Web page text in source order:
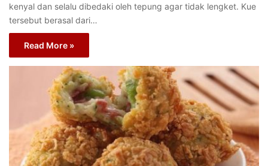
kenyal dan selalu dibedaki oleh tepung agar tidak lengket. Kue
tersebut berasal dari…
Read More »